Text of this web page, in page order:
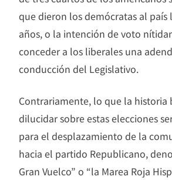
que dieron los demócratas al país
años, o la intención de voto
conceder a los liberales una
conducción del Legislativo.
Contrariamente, lo que la historia
dilucidar sobre estas elecciones
para el desplazamiento de la
hacia el partido Republicano,
Gran Vuelco” o “la Marea Roja